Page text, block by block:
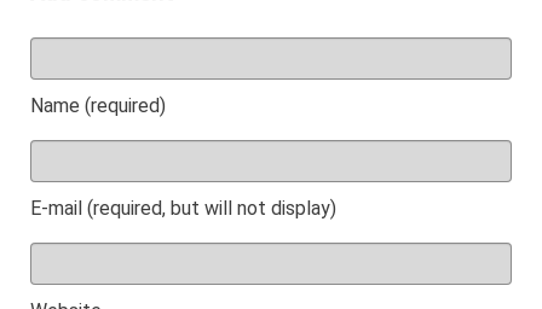
Name (required)
E-mail (required, but will not display)